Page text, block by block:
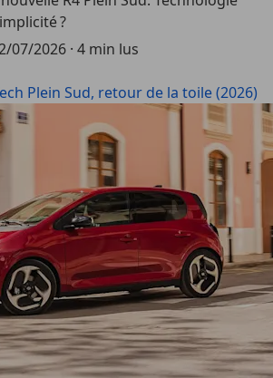
?
07/2026 · 4 min lus
Plein Sud, retour de la toile (2026)